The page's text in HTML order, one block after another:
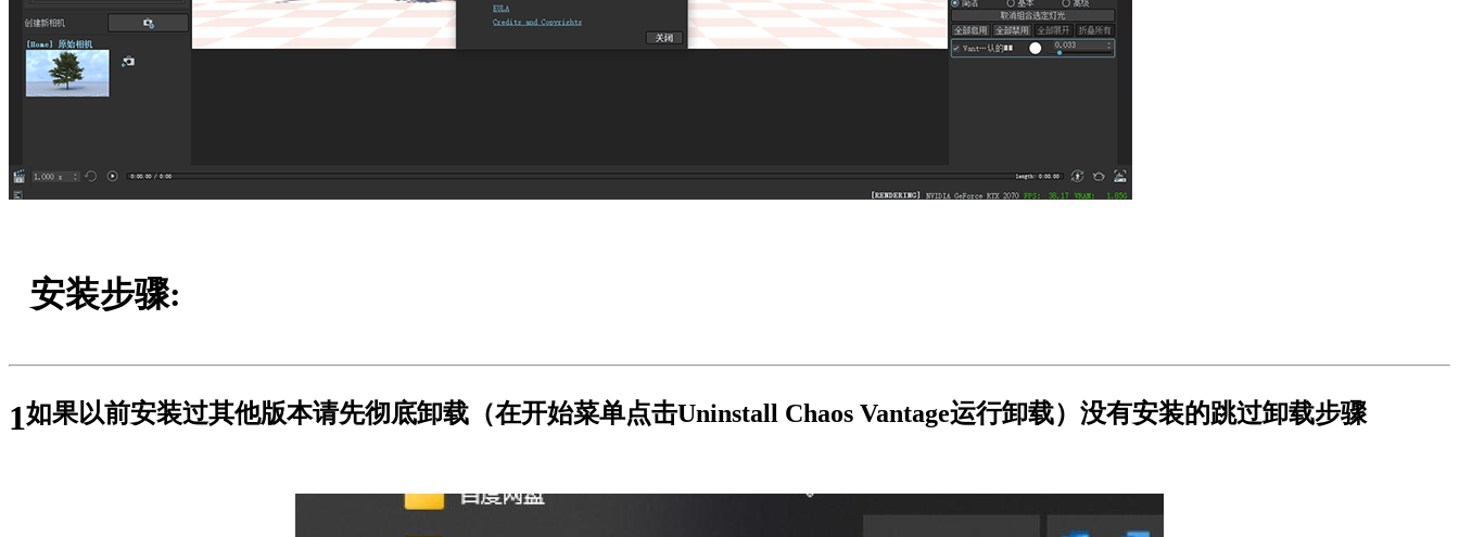
安装步骤:
1如果以前安装过其他版本请先彻底卸载（在开始菜单点击Uninstall Chaos Vantage运行卸载）没有安装的跳过卸载步骤